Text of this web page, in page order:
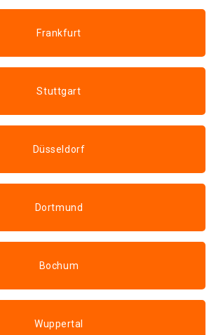
Frankfurt
Stuttgart
Düsseldorf
Dortmund
Bochum
Wuppertal